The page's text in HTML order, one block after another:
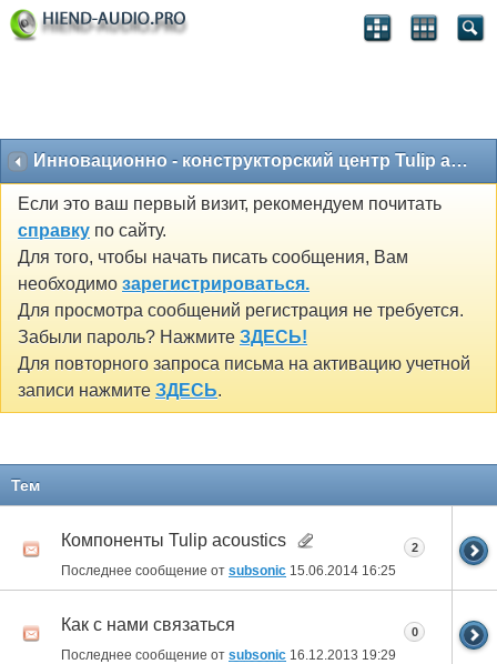
Инновационно - конструкторский центр Tulip acoustics
Если это ваш первый визит, рекомендуем почитать
справку по сайту.
Для того, чтобы начать писать сообщения, Вам
необходимо зарегистрироваться.
Для просмотра сообщений регистрация не требуется.
Забыли пароль? Нажмите ЗДЕСЬ!
Для повторного запроса письма на активацию учетной
записи нажмите ЗДЕСЬ.
Тем
Компоненты Tulip acoustics
Последнее сообщение от subsonic 15.06.2014 16:25
2
Как с нами связаться
Последнее сообщение от subsonic 16.12.2013 19:29
0